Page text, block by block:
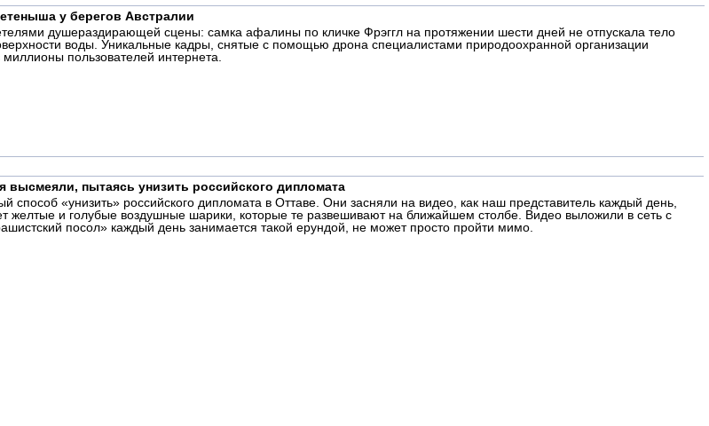
у берегов Австралии
душераздирающей сцены: самка афалины по кличке Фрэггл на протяжении шести дней не отпускала тело
воды. Уникальные кадры, снятые с помощью дрона специалистами природоохранной организации
пользователей интернета.
пытаясь унизить российского дипломата
способ «унизить» российского дипломата в Оттаве. Они засняли на видео, как наш представитель каждый день,
желтые и голубые воздушные шарики, которые те развешивают на ближайшем столбе. Видео выложили в сеть с
посол» каждый день занимается такой ерундой, не может просто пройти мимо.